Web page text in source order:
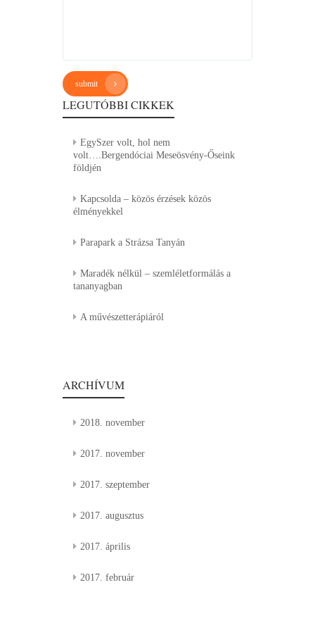
submit
LEGUTÓBBI CIKKEK
EgySzer volt, hol nem
volt….Bergendóciai Meseösvény-Őseink
földjén
Kapcsolda – közös érzések közös
élményekkel
Parapark a Strázsa Tanyán
Maradék nélkül – szemléletformálás a
tananyagban
A művészetterápiáról
ARCHÍVUM
2018. november
2017. november
2017. szeptember
2017. augusztus
2017. április
2017. február